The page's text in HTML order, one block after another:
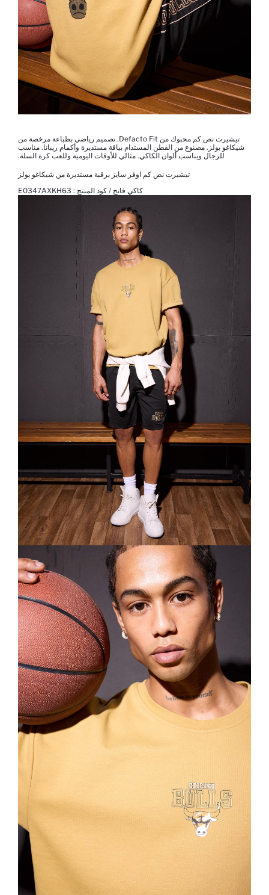
تيشيرت نص كم محبوك من Defacto Fit. تصميم رياضي بطباعة مرخصة من
شيكاغو بولز. مصنوع من القطن المستدام بياقة مستديرة وأكمام ريبانا. مناسب
للرجال ويناسب ألوان الكاكي. مثالي للأوقات اليومية وللعب كرة السلة.
تيشيرت نص كم اوفر سايز برقبة مستديرة من شيكاغو بولز
كاكي فاتح / كود المنتج : E0347AXKH63